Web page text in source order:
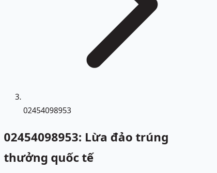
02454098953
02454098953: Lừa đảo trúng
thưởng quốc tế